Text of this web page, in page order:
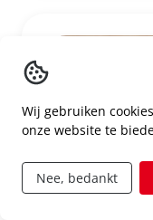
Wij gebruiken
onze website te
Nee, bedankt